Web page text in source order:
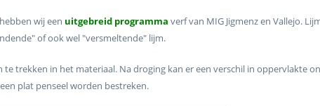
wij een uitgebreid programma verf van MIG Jigmenz en Vallejo.
of ook wel "versmeltende" lijm.
trekken in het materiaal. Na droging kan er een verschil in oppervlakte
plat penseel worden bestreken.